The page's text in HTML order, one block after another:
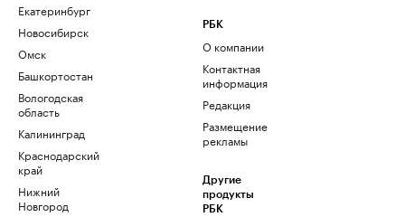
Екатеринбург
Новосибирск
Омск
Башкортостан
Вологодская
область
Калининград
Краснодарский
край
Нижний
Новгород
РБК
О компании
Контактная
информация
Редакция
Размещение
рекламы
Другие
продукты
РБК